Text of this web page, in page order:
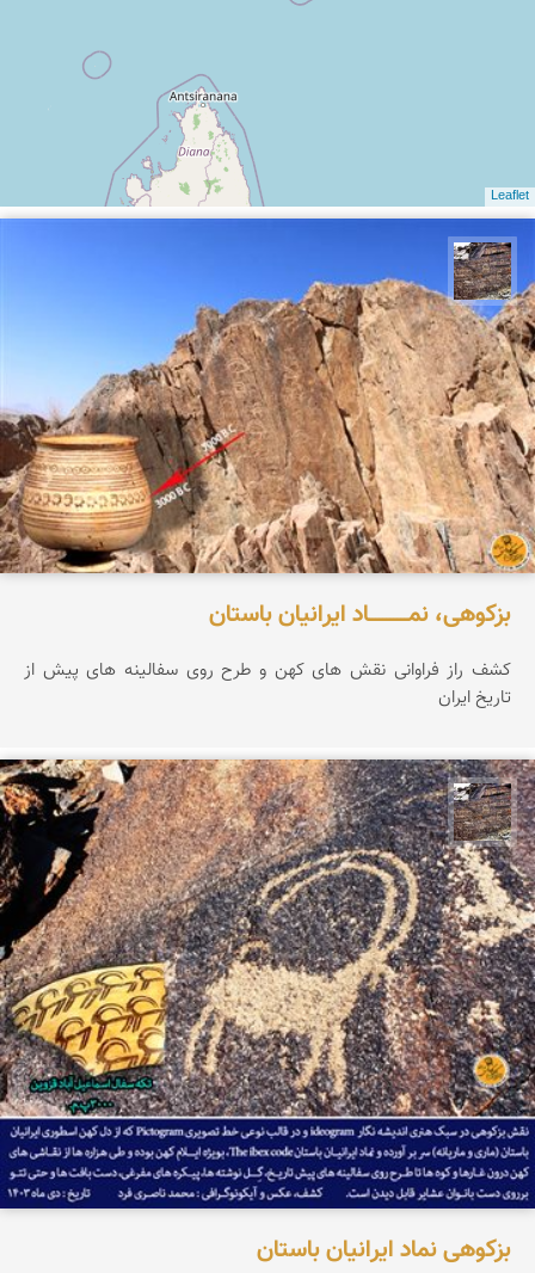
Leaflet
بزکوهی، نمـــــــــــاد ایرانیان باستان
کشف راز فراوانی نقش های کهن و طرح روی سفالینه های پیش از
تاریخ ایران
محمد ناصری فرد
بزکوهی نماد ایرانیان باستان